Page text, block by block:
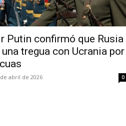
Putin confirmó que Rusia
tregua con Ucrania por
abril de 2026 0